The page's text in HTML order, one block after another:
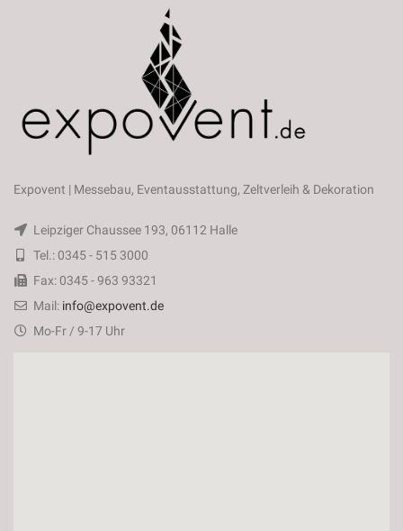
Expovent | Messebau, Eventausstattung, Zeltverleih & Dekoration
Leipziger Chaussee 193, 06112 Halle
Tel.: 0345 - 515 3000
Fax: 0345 - 963 93321
Mail: info@expovent.de
Mo-Fr / 9-17 Uhr